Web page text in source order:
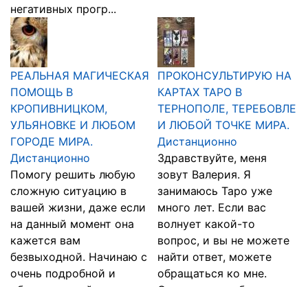
негативных прогр...
РЕАЛЬНАЯ МАГИЧЕСКАЯ
ПОМОЩЬ В
КРОПИВНИЦКОМ,
УЛЬЯНОВКЕ И ЛЮБОМ
ГОРОДЕ МИРА.
Дистанционно
Помогу решить любую
сложную ситуацию в
вашей жизни, даже если
на данный момент она
кажется вам
безвыходной. Начинаю с
очень подробной и
ПРОКОНСУЛЬТИРУЮ НА
КАРТАХ ТАРО В
ТЕРНОПОЛЕ, ТЕРЕБОВЛЕ
И ЛЮБОЙ ТОЧКЕ МИРА.
Дистанционно
Здравствуйте, меня
зовут Валерия. Я
занимаюсь Таро уже
много лет. Если вас
волнует какой-то
вопрос, и вы не можете
найти ответ, можете
обращаться ко мне.